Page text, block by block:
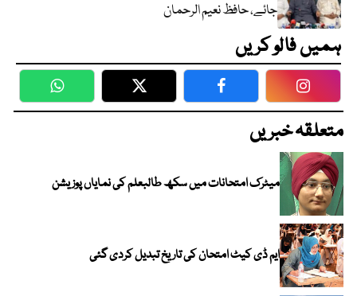
جائے، حافظ نعیم الرحمان
ہمیں فالو کریں
WhatsApp Twitter Facebook
متعلقہ خبریں
میٹرک امتحانات میں سکھ طالبعلم کی نمایاں پوزیشن
ایم ڈی کیٹ امتحان کی تاریخ تبدیل کردی گئی